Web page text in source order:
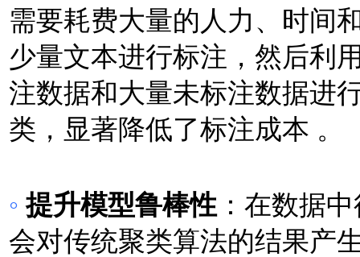
需要耗费大量的人力、时间
少量文本进行标注，然后利
注数据和大量未标注数据进
类，显著降低了标注成本 。
◦提升模型鲁棒性 ：在数据
会对传统聚类算法的结果产